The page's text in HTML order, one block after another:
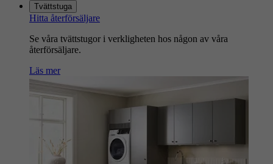
Tvättstuga
Hitta återförsäljare
Se våra tvättstugor i verkligheten hos någon av våra
återförsäljare.
Läs mer